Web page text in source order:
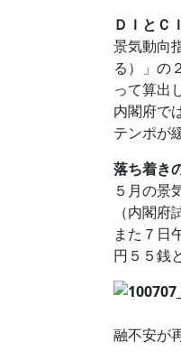
ＤＩとＣ
景気動向
る）」の
って算出
内閣府で
テンポが
落ち着き
５月の景
（内閣
また７日
円５５銭
融不安が